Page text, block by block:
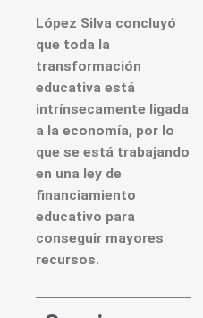
López Silva concluyó
que toda la
transformación
educativa está
intrínsecamente ligada
a la economía, por lo
que se está trabajando
en una ley de
financiamiento
educativo para
conseguir mayores
recursos.